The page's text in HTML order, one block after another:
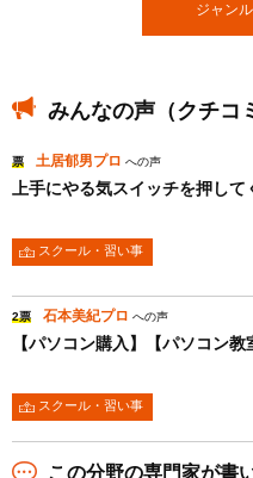
ジャン
みんなの声（クチコ
票 土居郁男プロ への声
上手にやる気スイッチを押し
スクール・習い事
2票 石本美紀プロ への声
【パソコン購入】【パソコン
スクール・習い事
この分野の専門家が書